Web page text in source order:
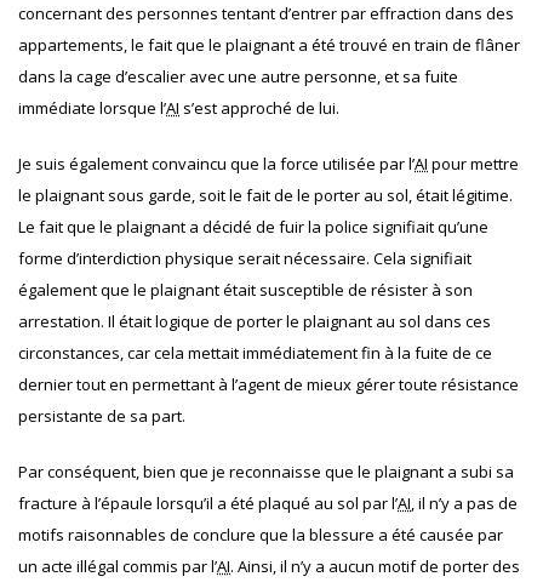
concernant des personnes tentant d’entrer par effraction dans des
appartements, le fait que le plaignant a été trouvé en train de flâner
dans la cage d’escalier avec une autre personne, et sa fuite
immédiate lorsque l’AI s’est approché de lui.
Je suis également convaincu que la force utilisée par l’AI pour mettre
le plaignant sous garde, soit le fait de le porter au sol, était légitime.
Le fait que le plaignant a décidé de fuir la police signifiait qu’une
forme d’interdiction physique serait nécessaire. Cela signifiait
également que le plaignant était susceptible de résister à son
arrestation. Il était logique de porter le plaignant au sol dans ces
circonstances, car cela mettait immédiatement fin à la fuite de ce
dernier tout en permettant à l’agent de mieux gérer toute résistance
persistante de sa part.
Par conséquent, bien que je reconnaisse que le plaignant a subi sa
fracture à l’épaule lorsqu’il a été plaqué au sol par l’AI, il n’y a pas de
motifs raisonnables de conclure que la blessure a été causée par
un acte illégal commis par l’AI. Ainsi, il n’y a aucun motif de porter des